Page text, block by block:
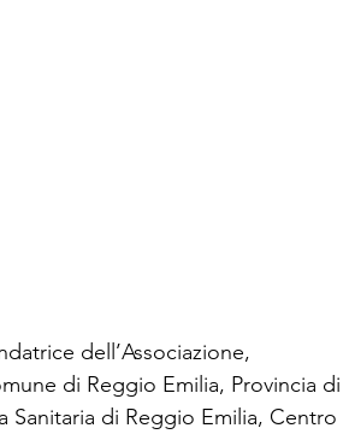
dell’Associazione,
di Reggio Emilia, Provincia di
Sanitaria di Reggio Emilia, Centro